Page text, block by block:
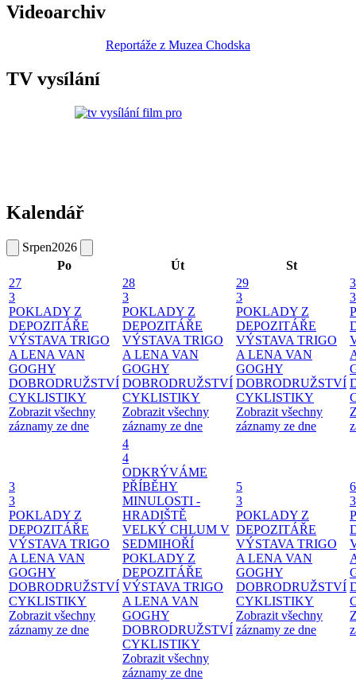
Videoarchiv
Reportáže z Muzea Chodska
TV vysílání
Kalendář
Srpen2026
Po
Út
St
27
3
POKLADY Z
DEPOZITÁŘE
VÝSTAVA TRIGO
A LENA VAN
GOGHY
DOBRODRUŽSTVÍ
CYKLISTIKY
Zobrazit všechny
záznamy ze dne
28
3
POKLADY Z
DEPOZITÁŘE
VÝSTAVA TRIGO
A LENA VAN
GOGHY
DOBRODRUŽSTVÍ
CYKLISTIKY
Zobrazit všechny
záznamy ze dne
29
3
POKLADY Z
DEPOZITÁŘE
VÝSTAVA TRIGO
A LENA VAN
GOGHY
DOBRODRUŽSTVÍ
CYKLISTIKY
Zobrazit všechny
záznamy ze dne
3
3
3
POKLADY Z
DEPOZITÁŘE
VÝSTAVA TRIGO
A LENA VAN
GOGHY
DOBRODRUŽSTVÍ
CYKLISTIKY
Zobrazit všechny
záznamy ze dne
4
4
ODKRÝVÁME
PŘÍBĚHY
MINULOSTI -
HRADIŠTĚ
VELKÝ CHLUM V
SEDMIHOŘÍ
POKLADY Z
DEPOZITÁŘE
VÝSTAVA TRIGO
A LENA VAN
GOGHY
DOBRODRUŽSTVÍ
CYKLISTIKY
Zobrazit všechny
záznamy ze dne
5
3
POKLADY Z
DEPOZITÁŘE
VÝSTAVA TRIGO
A LENA VAN
GOGHY
DOBRODRUŽSTVÍ
CYKLISTIKY
Zobrazit všechny
záznamy ze dne
6
3